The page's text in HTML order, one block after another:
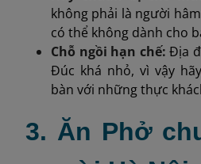
không phải là người
có thể không dành cho
Chỗ ngồi hạn chế: Địa
Đúc khá nhỏ, vì vậy
bàn với những thực
3. Ăn Phở